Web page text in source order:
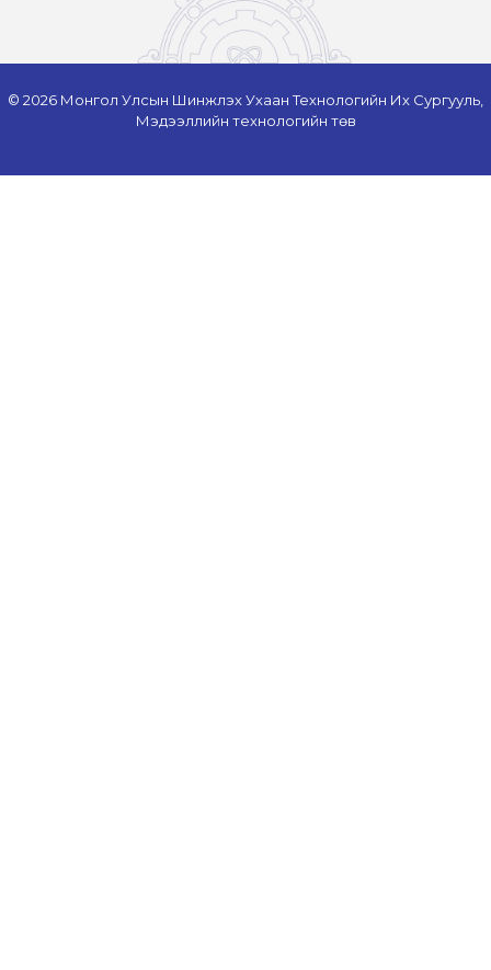
© 2026 Монгол Улсын Шинжлэх Ухаан Технологийн Их Сургууль,
Мэдээллийн технологийн төв